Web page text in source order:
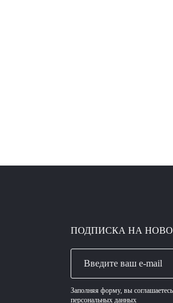
ПОДПИСКА НА
Заполняя форму, вы
персональных данных